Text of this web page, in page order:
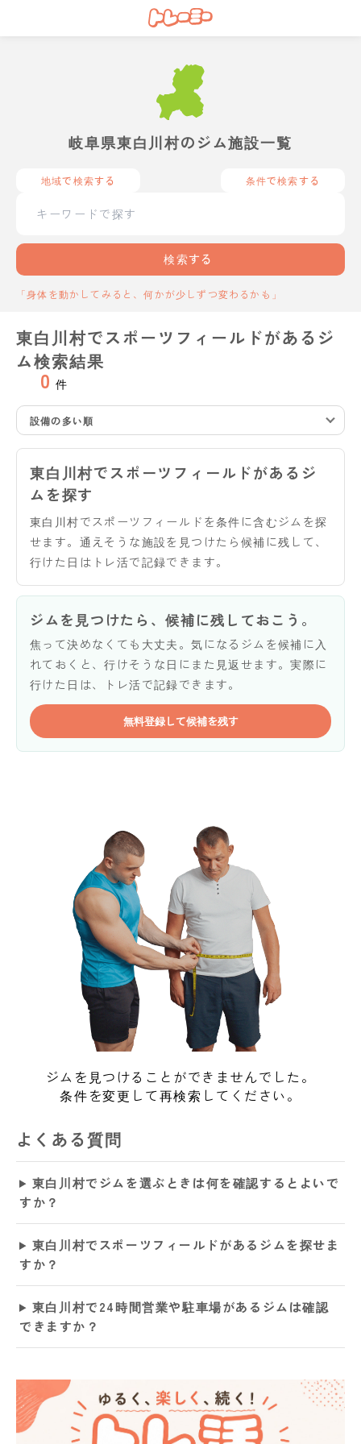
岐阜県東白川村のジム施設一覧
地域で検索する 条件で検索する
検索する
「身体を動かしてみると、何かが少しずつ変わるかも」
東白川村でスポーツフィールドがあるジ
ム検索結果
0 件
設備の多い順
東白川村でスポーツフィールドがあるジ
ムを探す
東白川村でスポーツフィールドを条件に含むジムを探
せます。通えそうな施設を見つけたら候補に残して、
行けた日はトレ活で記録できます。
ジムを見つけたら、候補に残しておこう。
焦って決めなくても大丈夫。気になるジムを候補に入
れておくと、行けそうな日にまた見返せます。実際に
行けた日は、トレ活で記録できます。
無料登録して候補を残す
ジムを見つけることができませんでした。
条件を変更して再検索してください。
よくある質問
東白川村でジムを選ぶときは何を確認するとよいで
すか？
東白川村でスポーツフィールドがあるジムを探せま
すか？
東白川村で24時間営業や駐車場があるジムは確認
できますか？